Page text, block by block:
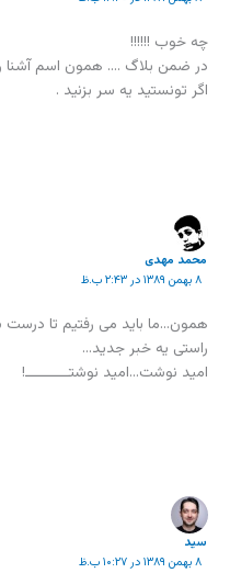
چه خوب !!!!!!
در ضمن بلاگ …. همون اسم آشنا
اگر تونستید یه سر بزنید .
محمد مهدی
۸ بهمن ۱۳۸۹ در ۲:۴۳ ب.ظ
همون…ما باید می رفتیم تا
راستی یه خبر جدید…
امید نوشت…امید نوشتــــــــــ!
سید
۸ بهمن ۱۳۸۹ در ۱۰:۲۷ ب.ظ